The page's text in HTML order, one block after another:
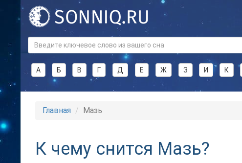
А Б В Г Д Е Ж З И К
Главная Мазь
К чему снится Мазь?